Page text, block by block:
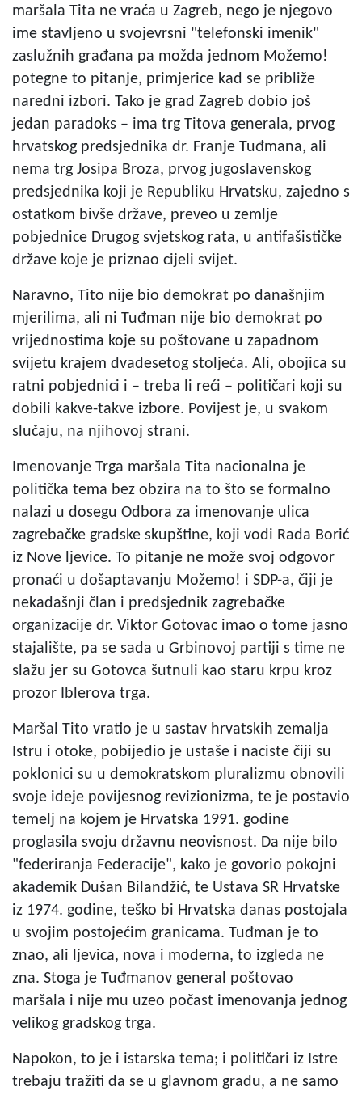
maršala Tita ne vraća u Zagreb, nego je njegovo
ime stavljeno u svojevrsni "telefonski imenik"
zaslužnih građana pa možda jednom Možemo!
potegne to pitanje, primjerice kad se približe
naredni izbori. Tako je grad Zagreb dobio još
jedan paradoks – ima trg Titova generala, prvog
hrvatskog predsjednika dr. Franje Tuđmana, ali
nema trg Josipa Broza, prvog jugoslavenskog
predsjednika koji je Republiku Hrvatsku, zajedno s
ostatkom bivše države, preveo u zemlje
pobjednice Drugog svjetskog rata, u antifašističke
države koje je priznao cijeli svijet.
Naravno, Tito nije bio demokrat po današnjim
mjerilima, ali ni Tuđman nije bio demokrat po
vrijednostima koje su poštovane u zapadnom
svijetu krajem dvadesetog stoljeća. Ali, obojica su
ratni pobjednici i – treba li reći – političari koji su
dobili kakve-takve izbore. Povijest je, u svakom
slučaju, na njihovoj strani.
Imenovanje Trga maršala Tita nacionalna je
politička tema bez obzira na to što se formalno
nalazi u dosegu Odbora za imenovanje ulica
zagrebačke gradske skupštine, koji vodi Rada Borić
iz Nove ljevice. To pitanje ne može svoj odgovor
pronaći u došaptavanju Možemo! i SDP-a, čiji je
nekadašnji član i predsjednik zagrebačke
organizacije dr. Viktor Gotovac imao o tome jasno
stajalište, pa se sada u Grbinovoj partiji s time ne
slažu jer su Gotovca šutnuli kao staru krpu kroz
prozor Iblerova trga.
Maršal Tito vratio je u sastav hrvatskih zemalja
Istru i otoke, pobijedio je ustaše i naciste čiji su
poklonici su u demokratskom pluralizmu obnovili
svoje ideje povijesnog revizionizma, te je postavio
temelj na kojem je Hrvatska 1991. godine
proglasila svoju državnu neovisnost. Da nije bilo
"federiranja Federacije", kako je govorio pokojni
akademik Dušan Bilandžić, te Ustava SR Hrvatske
iz 1974. godine, teško bi Hrvatska danas postojala
u svojim postojećim granicama. Tuđman je to
znao, ali ljevica, nova i moderna, to izgleda ne
zna. Stoga je Tuđmanov general poštovao
maršala i nije mu uzeo počast imenovanja jednog
velikog gradskog trga.
Napokon, to je i istarska tema; i političari iz Istre
trebaju tražiti da se u glavnom gradu, a ne samo